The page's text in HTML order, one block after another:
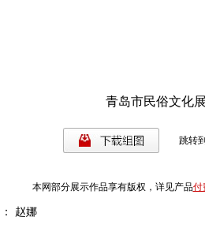
青岛市民俗文化
跳转
本网部分展示作品享有版权，详见产品付
赵娜